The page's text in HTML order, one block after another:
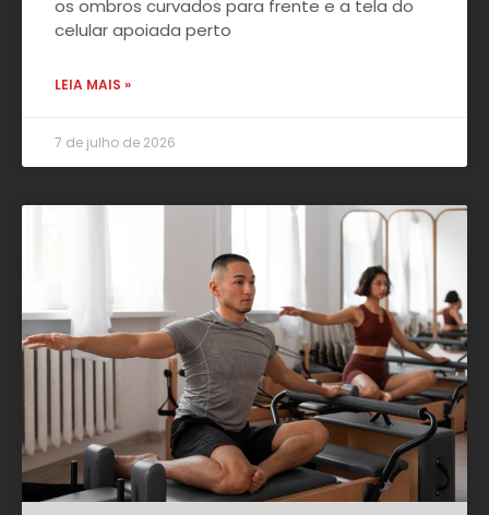
os ombros curvados para frente e a tela do
celular apoiada perto
LEIA MAIS »
7 de julho de 2026